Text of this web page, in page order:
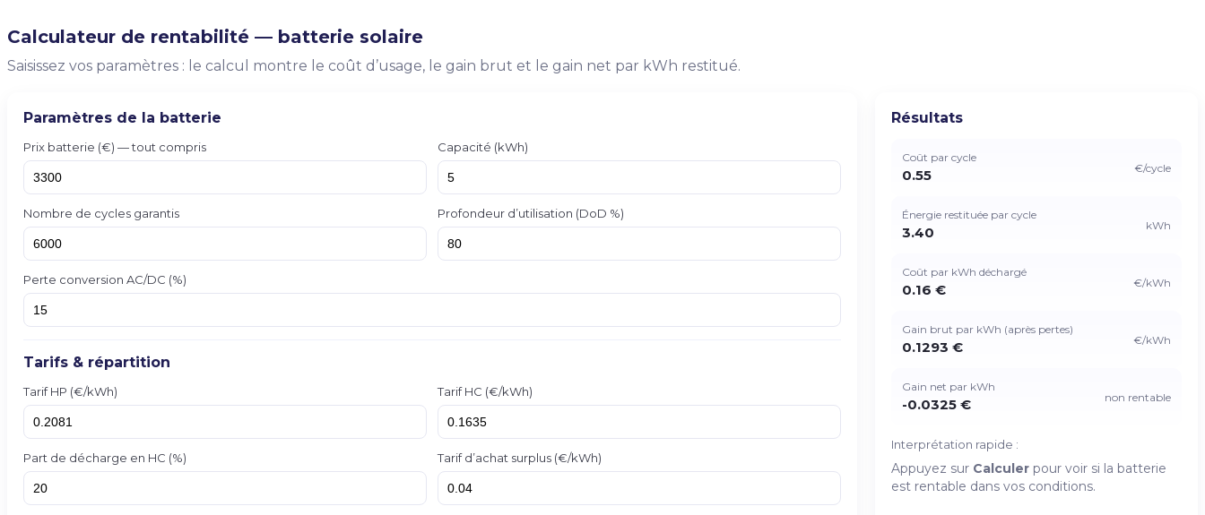
Calculateur de rentabilité — batterie solaire
Saisissez vos paramètres : le calcul montre le coût d’usage, le gain brut et le gain net par kWh restitué.
Paramètres de la batterie
Prix batterie (€) — tout compris Capacité (kWh)
Nombre de cycles garantis Profondeur d’utilisation (DoD %)
Perte conversion AC/DC (%)
Tarifs & répartition
Tarif HP (€/kWh) Tarif HC (€/kWh)
Part de décharge en HC (%) Tarif d’achat surplus (€/kWh)
Résultats
Coût par cycle
0.55 €/cycle
Énergie restituée par cycle
3.40 kWh
Coût par kWh déchargé
0.16 € €/kWh
Gain brut par kWh (après pertes)
0.1293 € €/kWh
Gain net par kWh
-0.0325 € non rentable
Interprétation rapide :
Appuyez sur Calculer pour voir si la batterie
est rentable dans vos conditions.